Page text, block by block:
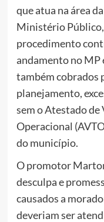
que atua na área
Ministério
procedimento
andamento no MP
também cobrados
planejamento,
sem o Atestado de
Operacional
do município.
O promotor
desculpa e
causados a
deveriam ser